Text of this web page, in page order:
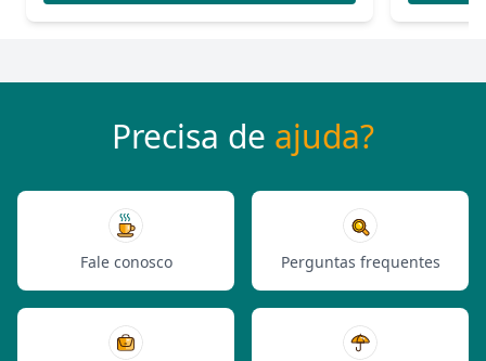
Precisa de ajuda?
Fale conosco Perguntas frequentes